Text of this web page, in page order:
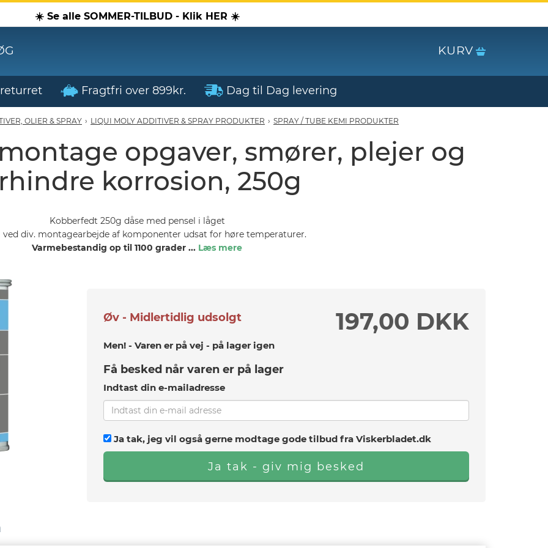
☀️ Se alle SOMMER-TILBUD - Klik HER ☀️
KURV
Fragtfri over 899kr. Dag til Dag levering
OLIER & SPRAY › LIQUI MOLY ADDITIVER & SPRAY PRODUKTER › SPRAY / TUBE KEMI PRODUKTER
opgaver, smører, plejer og
korrosion, 250g
Kobberfedt 250g dåse med pensel i låget
ved div. montagearbejde af komponenter udsat for høre temperaturer.
Varmebestandig op til 1100 grader ... Læs mere
Øv - Midlertidlig udsolgt
Men! - Varen er på vej - på lager igen
197,00 DKK
Få besked når varen er på lager
Indtast din e-mailadresse
Ja tak, jeg vil også gerne modtage gode tilbud fra Viskerbladet.dk